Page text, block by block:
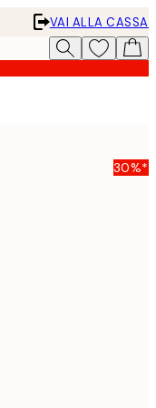
VAI ALLA CASSA
30%*